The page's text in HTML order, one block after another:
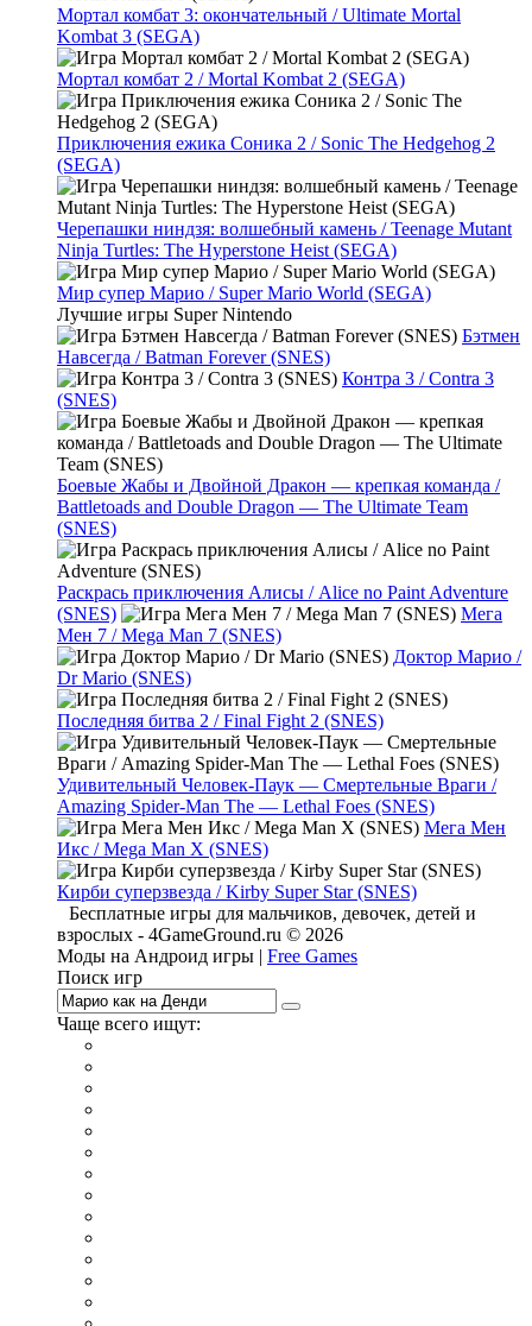
Мортал комбат 3: окончательный / Ultimate Mortal
Kombat 3 (SEGA)
Мортал комбат 2 / Mortal Kombat 2 (SEGA)
Приключения ежика Соника 2 / Sonic The Hedgehog 2
(SEGA)
Черепашки ниндзя: волшебный камень / Teenage Mutant
Ninja Turtles: The Hyperstone Heist (SEGA)
Мир супер Марио / Super Mario World (SEGA)
Лучшие игры Super Nintendo
Бэтмен
Навсегда / Batman Forever (SNES)
Контра 3 / Contra 3
(SNES)
Боевые Жабы и Двойной Дракон — крепкая команда /
Battletoads and Double Dragon — The Ultimate Team
(SNES)
Раскрась приключения Алисы / Alice no Paint Adventure
(SNES)
Мега
Мен 7 / Mega Man 7 (SNES)
Доктор Марио /
Dr Mario (SNES)
Последняя битва 2 / Final Fight 2 (SNES)
Удивительный Человек-Паук — Смертельные Враги /
Amazing Spider-Man The — Lethal Foes (SNES)
Мега Мен
Икс / Mega Man X (SNES)
Кирби суперзвезда / Kirby Super Star (SNES)
Бесплатные игры для мальчиков, девочек, детей и
взрослых - 4GameGround.ru © 2026
Моды на Андроид игры | Free Games
Поиск игр
Чаще всего ищут: